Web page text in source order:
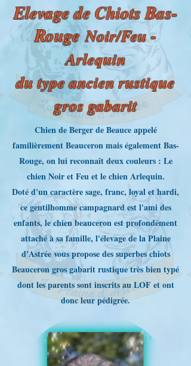
Elevage de Chiots Bas-
Rouge Noir/Feu -
Arlequin
du type ancien rustique
gros gabarit
Chien de Berger de Beauce appelé
familièrement Beauceron mais également Bas-
Rouge, on lui reconnaît deux couleurs : Le
chien Noir et Feu et le chien Arlequin.
Doté d'un caractère sage, franc, loyal et hardi,
ce gentilhomme campagnard est l'ami des
enfants, le chien beauceron est profondément
attaché à sa famille, l'élevage de la Plaine
d'Astrée vous propose des superbes chiots
Beauceron gros gabarit rustique très bien typé
dont les parents sont inscrits au LOF et ont
donc leur pédigrée.